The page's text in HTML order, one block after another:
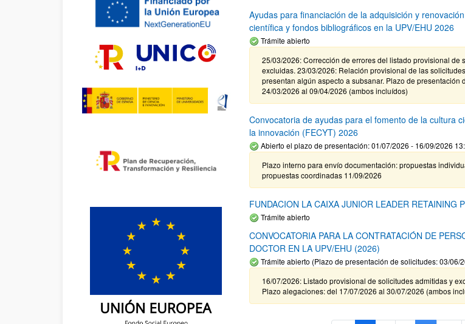
Ayudas para financiación de la adquisición y
científica y fondos bibliográficos en la UPV/EHU 2026
Trámite abierto
25/03/2026: Corrección de errores del listado provisional de
excluidas. 23/03/2026: Relación provisional de las
presentan algún aspecto a subsanar. Plazo de presentación
24/03/2026 al 09/04/2026 (ambos incluídos)
Convocatoria de ayudas para el fomento de la cultura
la innovación (FECYT) 2026
Abierto el plazo de presentación: 01/07/2026 - 16/09/2026
Plazo interno para envío documentación: propuestas
propuestas coordinadas 11/09/2026
FUNDACION LA CAIXA JUNIOR LEADER RETAINING
Trámite abierto
CONVOCATORIA PARA LA CONTRATACIÓN DE
DOCTOR EN LA UPV/EHU (2026)
Trámite abierto (Plazo de presentación de solicitudes: 03/06/
16/07/2026: Listado provisional de solicitudes admitidas y
Plazo alegaciones: del 17/07/2026 al 30/07/2026 (ambos